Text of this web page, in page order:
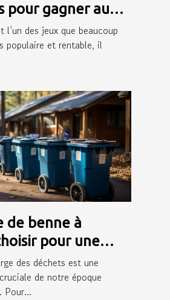
pour gagner au
l’un des jeux que beaucoup
populaire et rentable, il
de benne à
pour une
des déchets
des déchets est une
de notre époque
Pour...